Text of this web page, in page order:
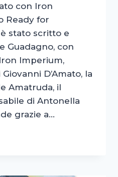
con Iron
Ready for
stato scritto e
Guadagno, con
Imperium,
D’Amato, la
Amatruda, il
di Antonella
grazie a…